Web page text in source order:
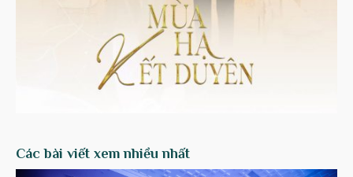
Các bài viết xem nhiều nhất